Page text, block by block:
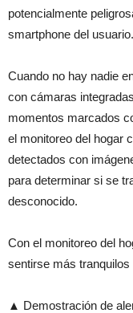
potencialmente
smartphone del usuario.
Cuando no hay nadie
con cámaras
momentos marcados
el monitoreo del hogar
detectados con
para determinar si se
desconocido.
Con el monitoreo del
sentirse más
▲ Demostración de